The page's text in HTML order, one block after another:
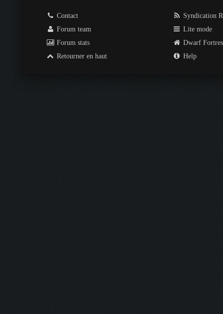
Contact
Forum team
Forum stats
Retourner en haut
Syndication
Lite mode
Dwarf
Help